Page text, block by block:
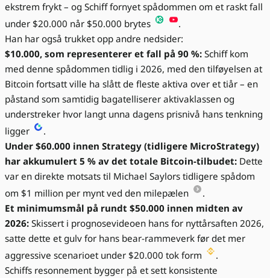
ekstrem frykt – og Schiff fornyet spådommen om et raskt fall
under $20.000 når $50.000 brytes
.
Han har også trukket opp andre nedsider:
$10.000, som representerer et fall på 90 %: Schiff kom
med denne spådommen tidlig i 2026, med den tilføyelsen at
Bitcoin fortsatt ville ha slått de fleste aktiva over et tiår – en
påstand som samtidig bagatelliserer aktivaklassen og
understreker hvor langt unna dagens prisnivå hans tenkning
ligger
.
Under $60.000 innen Strategy (tidligere MicroStrategy)
har akkumulert 5 % av det totale Bitcoin-tilbudet: Dette
var en direkte motsats til Michael Saylors tidligere spådom
om $1 million per mynt ved den milepælen
.
Et minimumsmål på rundt $50.000 innen midten av
2026: Skissert i prognosevideoen hans for nyttårsaften 2026,
satte dette et gulv for hans bear-rammeverk før det mer
aggressive scenarioet under $20.000 tok form
.
Schiffs resonnement bygger på et sett konsistente